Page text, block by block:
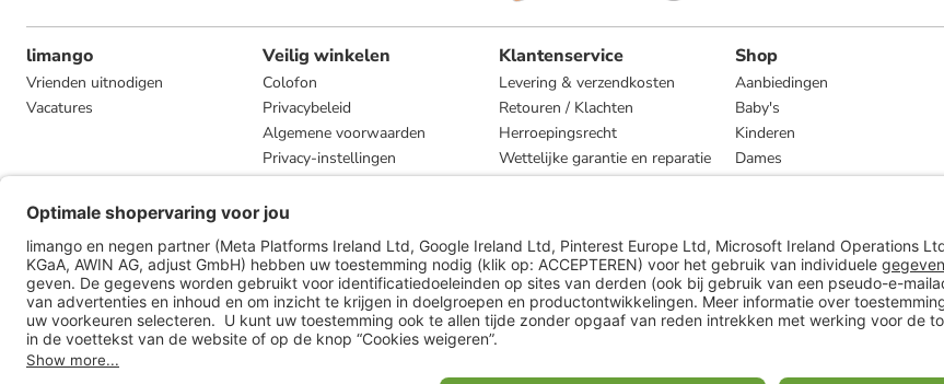
limango
Vrienden uitnodigen
Vacatures
Veilig winkelen
Colofon
Privacybeleid
Algemene voorwaarden
Privacy-instellingen
Compliance
Klantenservice
Levering & verzendkosten
Retouren / Klachten
Herroepingsrecht
Wettelijke garantie en reparatie
Shop
Aanbiedingen
Baby's
Kinderen
Dames
Heren
** Alle prijsopgaven zijn inclusief belasting en exclusief verzendkosten